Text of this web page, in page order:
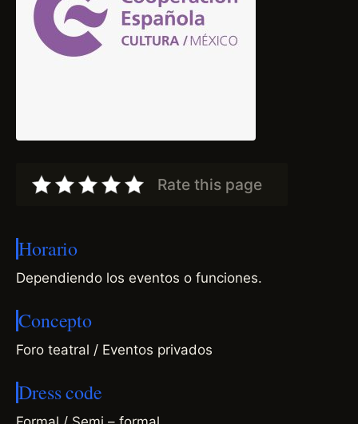
Rate this page
Horario
Dependiendo los eventos o funciones.
Concepto
Foro teatral / Eventos privados
Dress code